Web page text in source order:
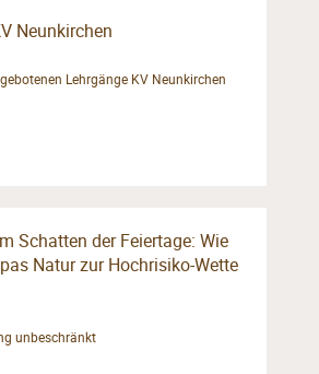
Neunkirchen
Lehrgänge KV Neunkirchen
Schatten der Feiertage: Wie
Natur zur Hochrisiko-Wette
unbeschränkt